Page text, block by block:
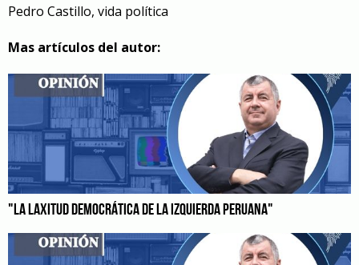
Pedro Castillo, vida política
Mas artículos del autor:
"LA LAXITUD DEMOCRÁTICA DE LA IZQUIERDA PERUANA"